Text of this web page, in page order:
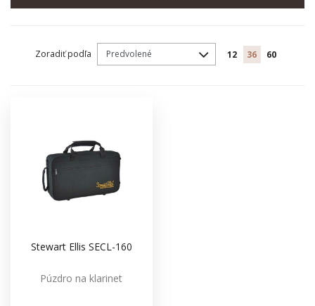
Zoradiť podľa 12 36 60
Stewart Ellis SECL-160
Púzdro na klarinet